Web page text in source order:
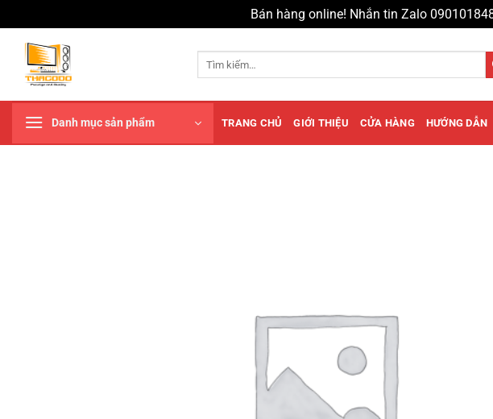
Bán hàng online! Nhắn tin Zalo
dung
Tìm
Danh mục sản phẩm TRANG CHỦ GIỚI THIỆU CỬA HÀNG HƯỚNG DẪN